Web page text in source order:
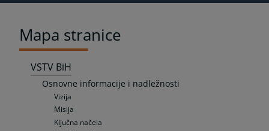
Mapa stranice
VSTV BiH
Osnovne informacije i nadležnosti
Vizija
Misija
Ključna načela